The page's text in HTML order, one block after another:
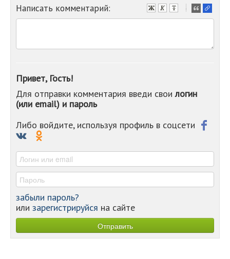
Написать комментарий:
-
-
-
-
-
Привет, Гость!
Для отправки комментария введи своилогин
(или email) и пароль
Либо войдите, используя профиль в соцсети
забыли пароль?
или зарегистрируйся на сайте